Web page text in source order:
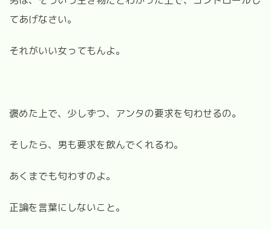
てあげなさい。
それがいい女ってもんよ。
褒めた上で、少しずつ、アンタの要求を匂わせるの。
そしたら、男も要求を飲んでくれるわ。
あくまでも匂わすのよ。
正論を言葉にしないこと。